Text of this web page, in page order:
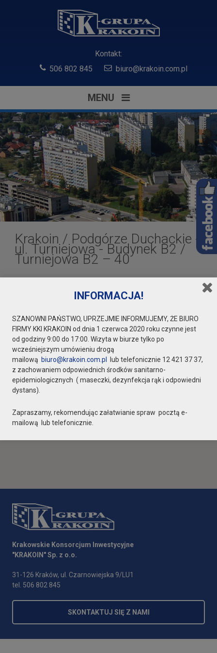
Kontakt:
506 802 845
biuro@krakoin.com.pl
MENU
Krakoin / Podgórze Duchackie -
ul. Turniejowa - Budynek B2/
Turniejowa B2 – 40
Turniejowa B2 – 40
Krakowskie Konsorcjum Inwestycyjne
"KRAKOIN" Sp. z o.o.
31-126 Kraków, ul. Czarnowiejska 9/LU1
tel. 506 802 845
SKONTAKTUJ SIĘ Z NAMI
INFORMACJA!
SZANOWNI PAŃSTWO, UPRZEJMIE INFORMUJEMY, ŻE BIURO
FIRMY KKI KRAKOIN od dnia 1 czerwca 2020 roku czynne jest
od godziny 9:00 do 17:00. Wizyta w biurze tylko po
wcześniejszym umówieniu drogą
mailową biuro@krakoin.com.pl lub telefonicznie 12 421 37 37,
z zachowaniem odpowiednich środków sanitarno-
epidemiologicznych ( maseczki, dezynfekcja rąk i odpowiedni
dystans).
Zapraszamy, rekomendując załatwianie spraw pocztą e-
mailową lub telefonicznie.